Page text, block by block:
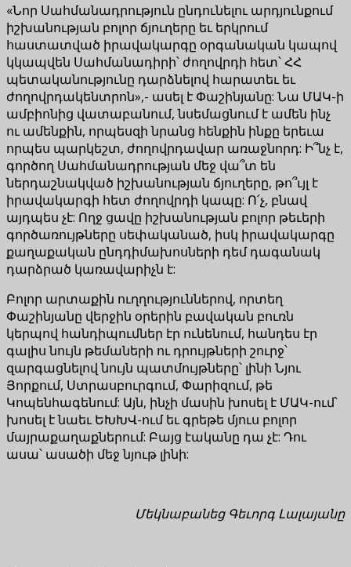
«Նոր Սահմանադրություն ընդունելու արդյունքում
իշխանության բոլոր ճյուղերը եւ երկրում
հաստատված իրավակարգը օրգանական կապով
կկապվեն Սահմանադիրի՝ ժողովրդի հետ՝ ՀՀ
պետականությունը դարձնելով հարատեւ եւ
ժողովրդակենտրոն»,- ասել է Փաշինյանը: Նա ՄԱԿ-ի
ամբիոնից վատաբանում, նսեմացնում է ամեն ինչ
ու ամենքին, որպեսզի նրանց հենքին ինքը երեւա
որպես պարկեշտ, ժողովրդավար առաջնորդ: Ի՞նչ է,
գործող Սահմանադրության մեջ վա՞տ են
ներդաշնակված իշխանության ճյուղերը, թո՞ւյլ է
իրավակարգի հետ ժողովրդի կապը: Ո՛չ, բնավ
այդպես չէ: Ողջ ցավը իշխանության բոլոր թեւերի
գործառույթները սեփականած, իսկ իրավակարգը
քաղաքական ընդդիմախոսների դեմ դագանակ
դարձրած կառավարիչն է:
Բոլոր արտաքին ուղղություններով, որտեղ
Փաշինյանը վերջին օրերին բավական բուռն
կերպով հանդիպումներ էր ունենում, հանդես էր
գալիս նույն թեմաների ու դրույթների շուրջ՝
զարգացնելով նույն պատմույթները՝ լինի Նյու
Յորքում, Ստրասբուրգում, Փարիզում, թե
Կոպենհագենում: Այն, ինչի մասին խոսել է ՄԱԿ-ում՝
խոսել է նաեւ ԵԽԽՎ-ում եւ գրեթե մյուս բոլոր
մայրաքաղաքներում: Բայց էականը դա չէ: Դու
ասա՝ ասածի մեջ նյութ լինի:
Մեկնաբանեց Գեւորգ Լալայանը